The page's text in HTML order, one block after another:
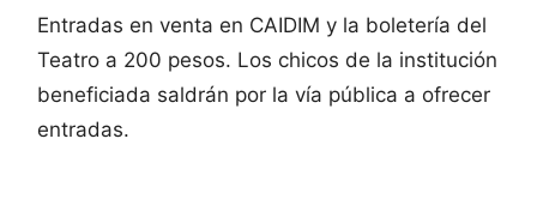
Entradas en venta en CAIDIM y la boletería del
Teatro a 200 pesos. Los chicos de la institución
beneficiada saldrán por la vía pública a ofrecer
entradas.